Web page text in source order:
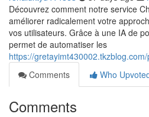
Découvrez comment notre service
améliorer radicalement votre
vos utilisateurs. Grâce à une IA de
permet de automatiser les
https://
Comments
Who
Comments